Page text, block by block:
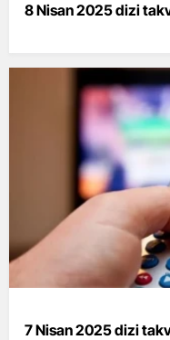
8 Nisan 2025 dizi
7 Nisan 2025 dizi